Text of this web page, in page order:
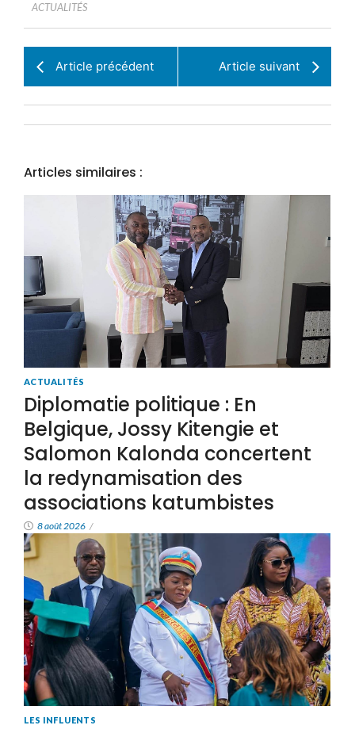
ACTUALITÉS
Article précédent Article suivant
Articles similaires :
ACTUALITÉS
Diplomatie politique : En
Belgique, Jossy Kitengie et
Salomon Kalonda concertent
la redynamisation des
associations katumbistes
8 août 2026 /
LES INFLUENTS